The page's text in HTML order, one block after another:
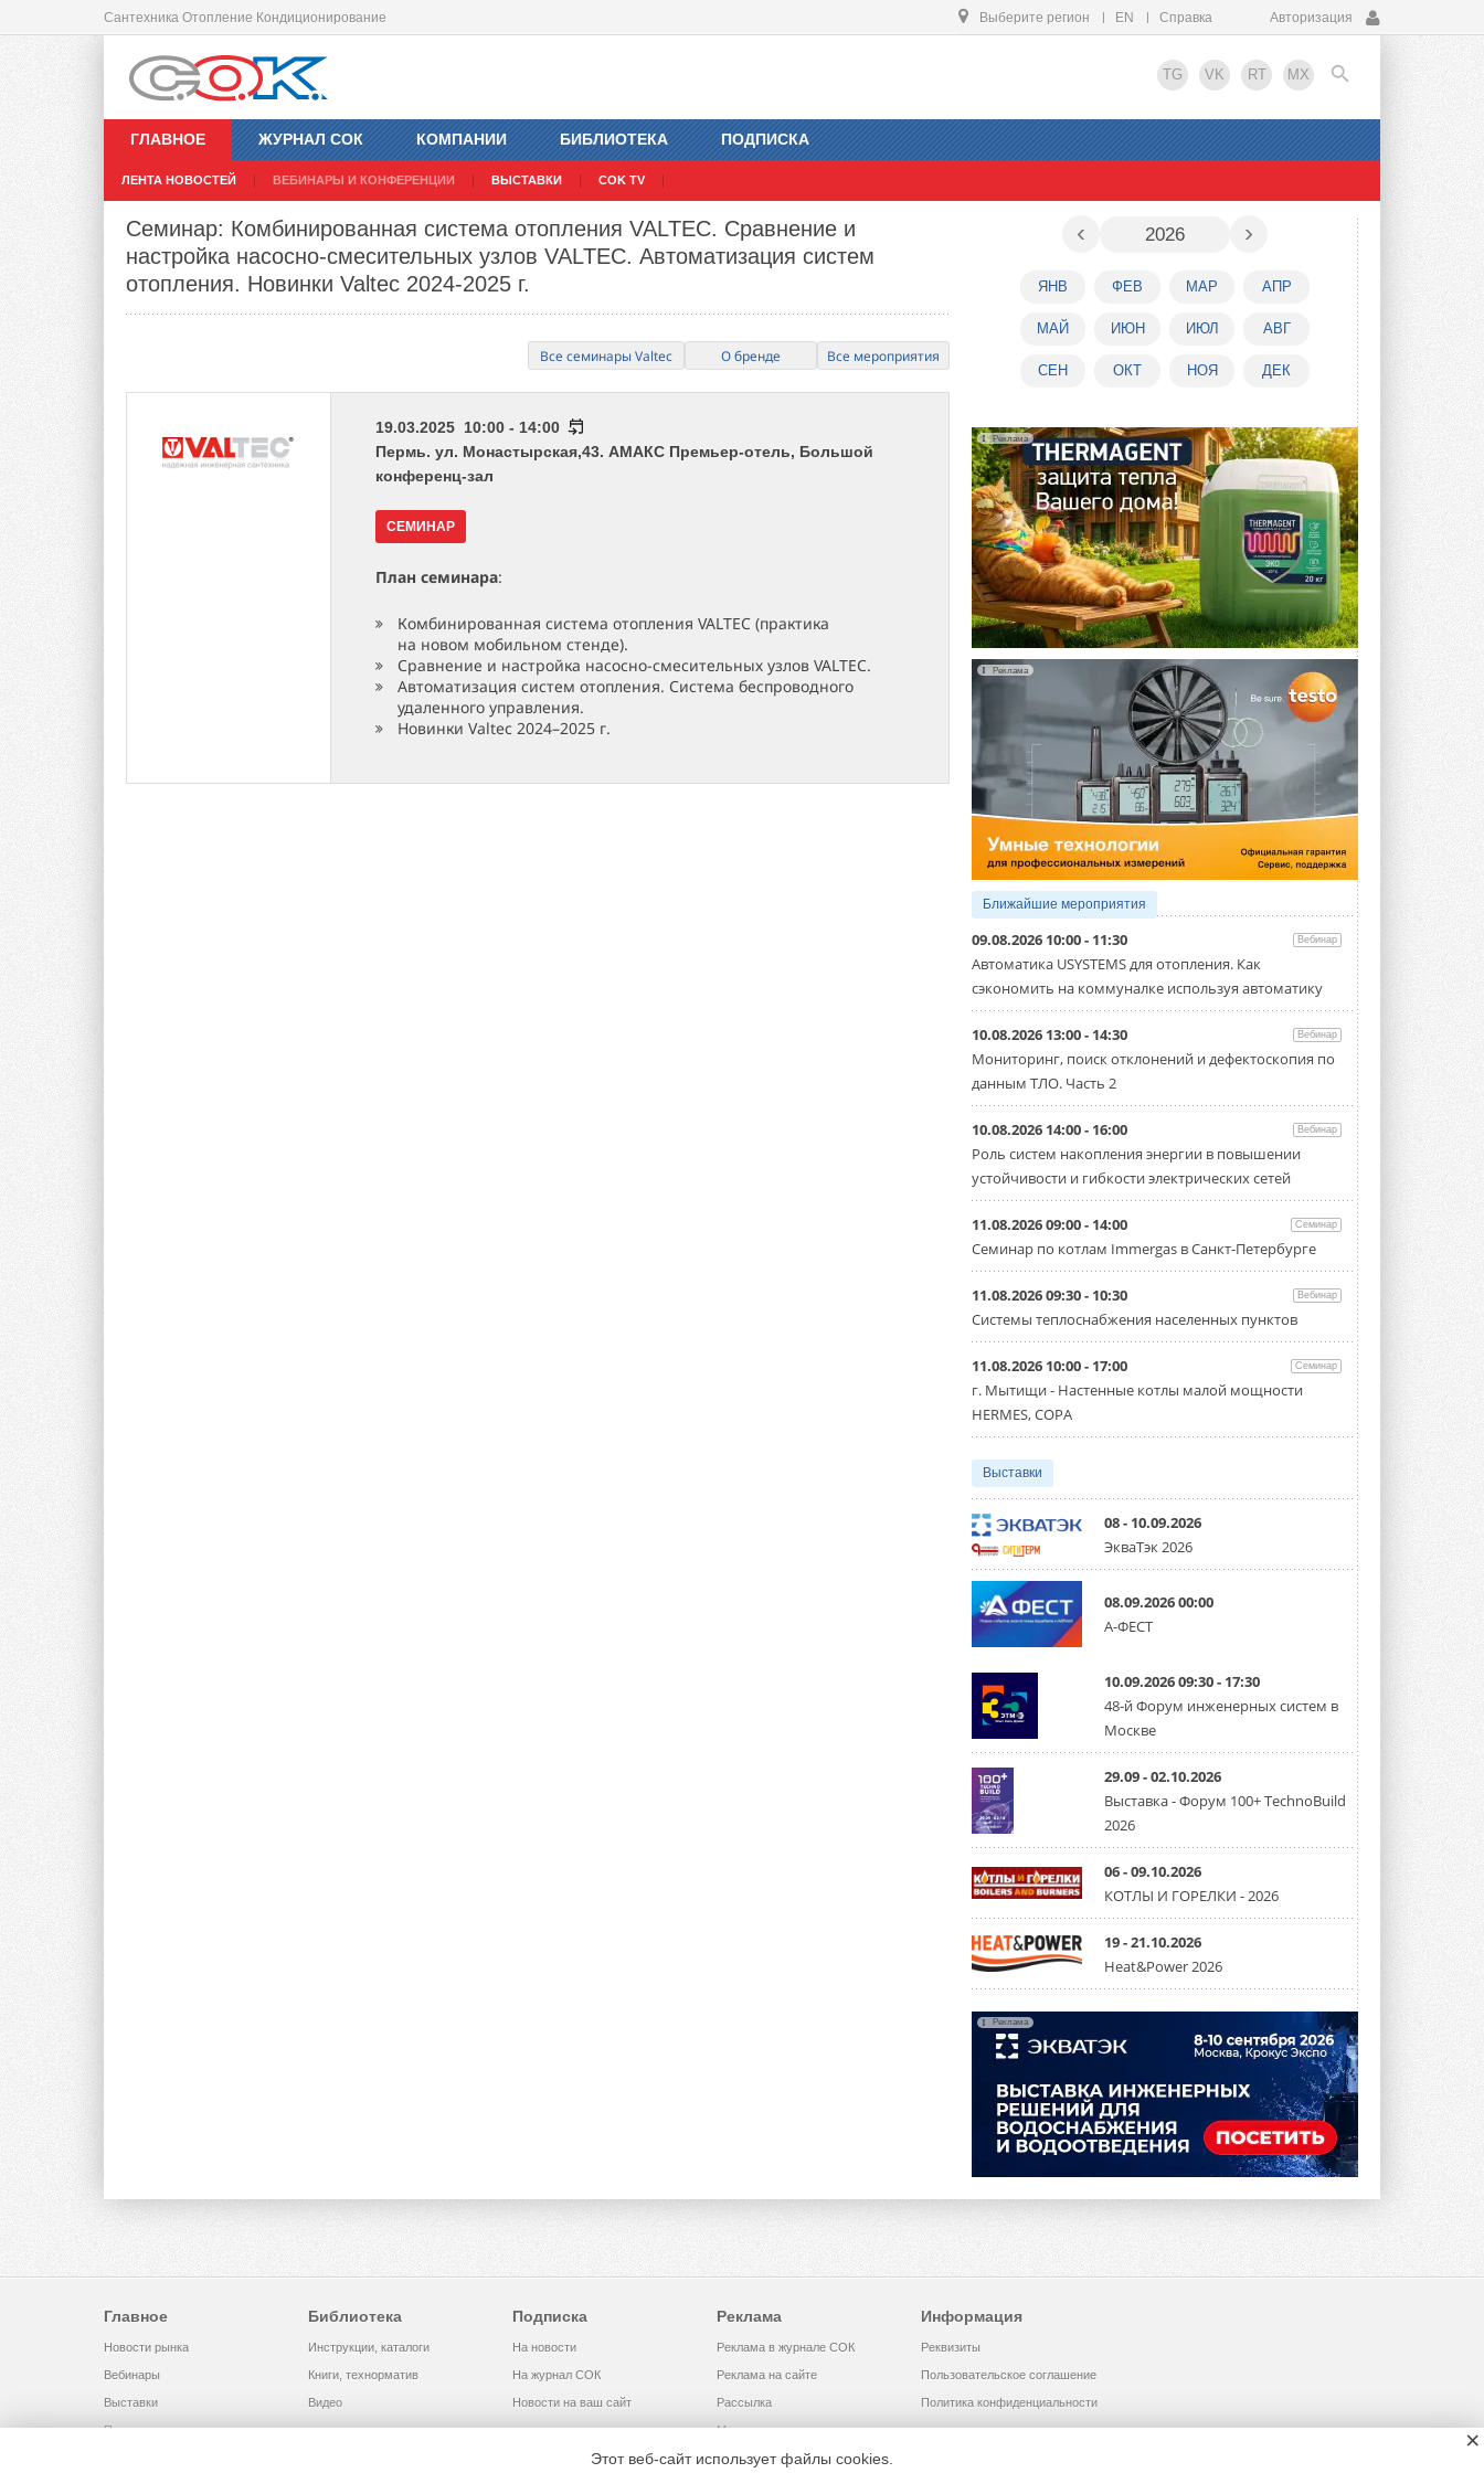
Сантехника Отопление Кондиционирование Выберите регион EN Справка Авторизация
TG VK RT MX
ГЛАВНОЕ
ЛЕНТА НОВОСТЕЙ ВЕБИНАРЫ И КОНФЕРЕНЦИИ ВЫСТАВКИ COK TV
ЖУРНАЛ СОК КОМПАНИИ БИБЛИОТЕКА ПОДПИСКА
EN
Семинар: Комбинированная система отопления VALTEC. Сравнение и
настройка насосно-смесительных узлов VALTEC. Автоматизация систем
отопления. Новинки Valtec 2024-2025 г.
Все семинары Valtec О бренде Все мероприятия
19.03.2025 10:00 - 14:00
Пермь. ул. Монастырская,43. АМАКС Премьер-отель, Большой
конференц-зал
СЕМИНАР
План семинара:
Комбинированная система отопления VALTEC (практика
на новом мобильном стенде).
Сравнение и настройка насосно-смесительных узлов VALTEC.
Автоматизация систем отопления. Система беспроводного
удаленного управления.
Новинки Valtec 2024–2025 г.
‹ 2026 ›
ЯНВ ФЕВ МАР АПР
МАЙ ИЮН ИЮЛ АВГ
СЕН ОКТ НОЯ ДЕК
Реклама
Реклама
Ближайшие мероприятия
09.08.2026 10:00 - 11:30 Вебинар
Автоматика USYSTEMS для отопления. Как
сэкономить на коммуналке используя автоматику
10.08.2026 13:00 - 14:30 Вебинар
Мониторинг, поиск отклонений и дефектоскопия по
данным ТЛО. Часть 2
10.08.2026 14:00 - 16:00 Вебинар
Роль систем накопления энергии в повышении
устойчивости и гибкости электрических сетей
11.08.2026 09:00 - 14:00 Семинар
Семинар по котлам Immergas в Санкт-Петербурге
11.08.2026 09:30 - 10:30 Вебинар
Системы теплоснабжения населенных пунктов
11.08.2026 10:00 - 17:00 Семинар
г. Мытищи - Настенные котлы малой мощности
HERMES, COPA
Выставки
08 - 10.09.2026
ЭкваТэк 2026
08.09.2026 00:00
А-ФЕСТ
10.09.2026 09:30 - 17:30
48-й Форум инженерных систем в
Москве
29.09 - 02.10.2026
Выставка - Форум 100+ TechnoBuild
2026
06 - 09.10.2026
КОТЛЫ И ГОРЕЛКИ - 2026
19 - 21.10.2026
Heat&Power 2026
Реклама
Главное
Новости рынка
Вебинары
Выставки
Помощь
Библиотека
Инструкции, каталоги
Книги, технорматив
Видео
Подписка
На новости
На журнал СОК
Новости на ваш сайт
Реклама
Реклама в журнале СОК
Реклама на сайте
Рассылка
Медиакит
Информация
Реквизиты
Пользовательское соглашение
Политика конфиденциальности
Этот веб-сайт использует файлы cookies.
×